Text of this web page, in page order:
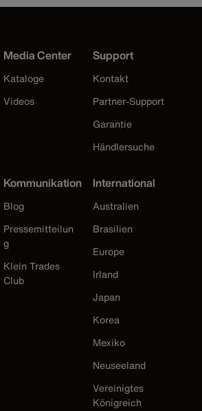
Media Center
Kataloge
Videos
Support
Kontakt
Partner-Support
Garantie
Händlersuche
Kommunikation
Blog
Pressemitteilun
g
Klein Trades
Club
International
Australien
Brasilien
Europe
Irland
Japan
Korea
Mexiko
Neuseeland
Vereinigtes
Königreich